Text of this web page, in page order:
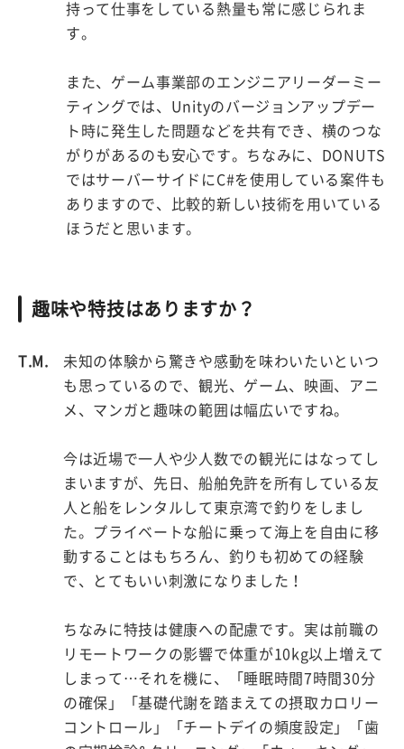
持って仕事をしている熱量も常に感じられま
す。
また、ゲーム事業部のエンジニアリーダーミー
ティングでは、Unityのバージョンアップデー
ト時に発生した問題などを共有でき、横のつな
がりがあるのも安心です。ちなみに、DONUTS
ではサーバーサイドにC#を使用している案件も
ありますので、比較的新しい技術を用いている
ほうだと思います。
趣味や特技はありますか？
T.M.
未知の体験から驚きや感動を味わいたいといつ
も思っているので、観光、ゲーム、映画、アニ
メ、マンガと趣味の範囲は幅広いですね。
今は近場で一人や少人数での観光にはなってし
まいますが、先日、船舶免許を所有している友
人と船をレンタルして東京湾で釣りをしまし
た。プライベートな船に乗って海上を自由に移
動することはもちろん、釣りも初めての経験
で、とてもいい刺激になりました！
ちなみに特技は健康への配慮です。実は前職の
リモートワークの影響で体重が10kg以上増えて
しまって…それを機に、「睡眠時間7時間30分
の確保」「基礎代謝を踏まえての摂取カロリー
コントロール」「チートデイの頻度設定」「歯